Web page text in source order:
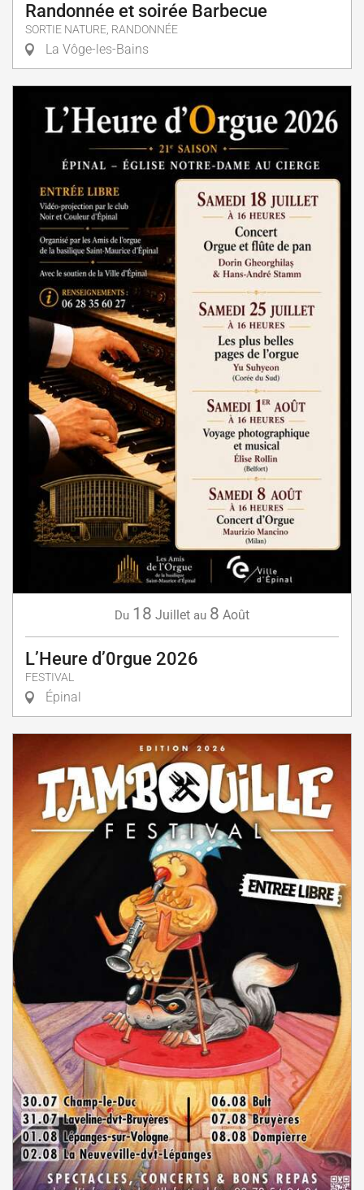
Randonnée et soirée Barbecue
SORTIE NATURE, RANDONNÉE
La Vôge-les-Bains
Du 18 Juillet au 8 Août
L’Heure d’0rgue 2026
FESTIVAL
Épinal